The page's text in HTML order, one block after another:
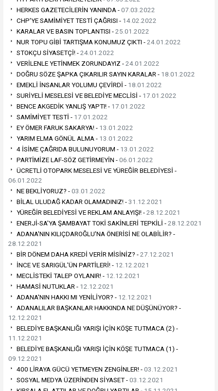
HERKES GAZETECİLERİN YANINDA -07.03.2022
CHP'YE SAMİMİYET TESTİ ÇAĞRISI - 14.02.2022
KARALAR VE BASIN TOPLANTISI -25.01.2022
NUR TOPU GİBİ TARTIŞMA KONUMUZ ÇIKTI -24.01.2022
STOKÇU SİYASETÇİ! -24.01.2022
VERİLENLE YETİNMEK ZORUNDAYIZ -24.01.2022
DOĞRU SÖZE ŞAPKA ÇIKARILIR SAYIN KARALAR - 18.01.2022
EMEKLİ İNSANLAR YOLUMU ÇEVİRDİ - 18.01.2022
SURİYELİ MESELESİ VE BELEDİYE MECLİSİ - 17.01.2022
BENCE AKGEDİK YANLIŞ YAPTI! - 17.01.2022
SAMİMİYET TESTİ - 17.01.2022
EY ÖMER FARUK SAKARYA! - 13.01.2022
YARIM ELMA GÖNÜL ALMA - 13.01.2022
4 İSİME ÇAĞRIDA BULUNUYORUM - 13.01.2022
PARTİMİZE LAF-SÖZ GETİRMEYİN -06.01.2022
ÜCRETLİ OTOPARK MESELESİ VE YÜREĞİR BELEDİYESİ -
06.01.2022
NE BEKLİYORUZ? -03.01.2022
BİLAL ULUDAĞ KADAR OLAMADINIZ! -31.12.2021
YÜREĞİR BELEDİYESİ VE REKLAM ANLAYIŞI! -28.12.2021
ENERJİ-SA'YA ŞAMBAYAT TOKİ SAKİNLERİ TEPKİLİ -28.12.2021
ADANA'NIN KILIÇDAROĞLU'NA ÖNERİSİ NE OLABİLİR? -
28.12.2021
BİR DÖNEM DAHA KREDİ VERİR MİSİNİZ? -27.12.2021
İNCE VE SARIGÜL'ÜN PARTİLERİ! - 12.12.2021
MECLİSTEKİ TALEP OYLANIR! - 12.12.2021
HAMASİ NUTUKLAR - 12.12.2021
ADANA'NIN HAKKI MI YENİLİYOR? - 12.12.2021
ADANALILAR BAŞKANLAR HAKKINDA NE DÜŞÜNÜYOR? -
12.12.2021
BELEDİYE BAŞKANLIĞI YARIŞI İÇİN KÖŞE TUTMACA (2) -
11.12.2021
BELEDİYE BAŞKANLIĞI YARIŞI İÇİN KÖŞE TUTMACA (1) -
09.12.2021
400 LİRAYA GÜCÜ YETMEYEN ZENGİNLER! -03.12.2021
SOSYAL MEDYA ÜZERİNDEN SİYASET -03.12.2021